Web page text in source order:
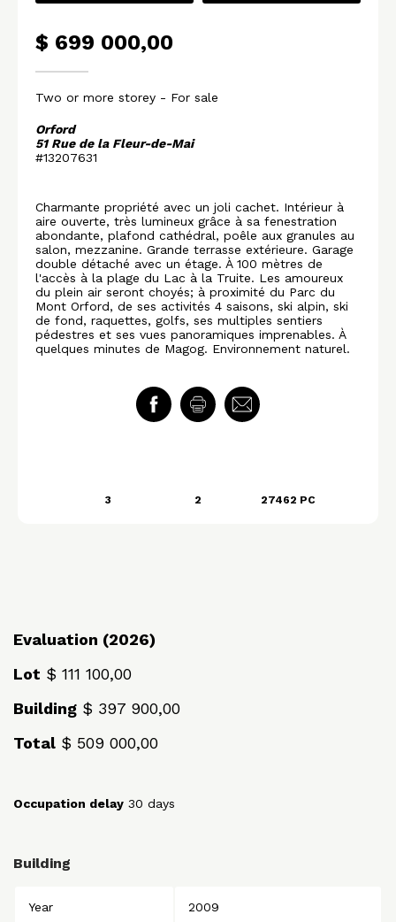
$ 699 000,00
Two or more storey - For sale
Orford
51 Rue de la Fleur-de-Mai
#13207631
Charmante propriété avec un joli cachet. Intérieur à
aire ouverte, très lumineux grâce à sa fenestration
abondante, plafond cathédral, poêle aux granules au
salon, mezzanine. Grande terrasse extérieure. Garage
double détaché avec un étage. À 100 mètres de
l'accès à la plage du Lac à la Truite. Les amoureux
du plein air seront choyés; à proximité du Parc du
Mont Orford, de ses activités 4 saisons, ski alpin, ski
de fond, raquettes, golfs, ses multiples sentiers
pédestres et ses vues panoramiques imprenables. À
quelques minutes de Magog. Environnement naturel.
3 2 27462 PC
Evaluation (2026)
Lot $ 111 100,00
Building $ 397 900,00
Total $ 509 000,00
Occupation delay 30 days
Building
Year 2009